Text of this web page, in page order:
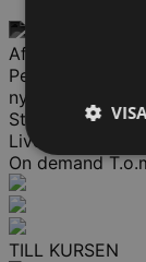
Affärsjuridik |
Penningtvätt för
nyheter, praxis
Stockholm 23
Livesändning
On demand
TILL KURSEN